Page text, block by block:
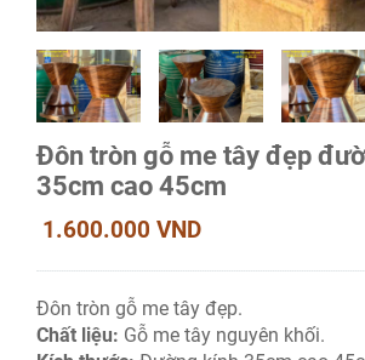
Đôn tròn gỗ me tây đẹp
35cm cao 45cm
1.600.000 VND
Đôn tròn gỗ me tây đẹp.
Chất liệu: Gỗ me tây nguyên khối.